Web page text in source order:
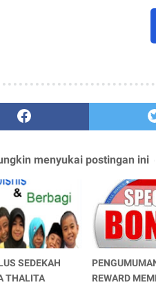
menyukai postingan ini
SEDEKAH
THALITA
REWARD